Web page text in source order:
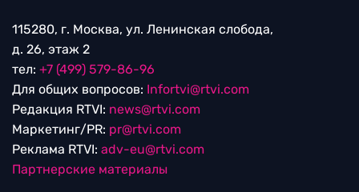
115280, г. Москва, ул. Ленинская слобода,
д. 26, этаж 2
тел: +7 (499) 579-86-96
Для общих вопросов: Infortvi@rtvi.com
Редакция RTVI: news@rtvi.com
Маркетинг/PR: pr@rtvi.com
Реклама RTVI: adv-eu@rtvi.com
Партнерские материалы